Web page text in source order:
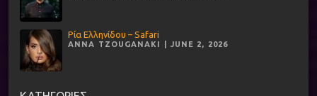
Ρία Ελληνίδου – Safari
ANNA TZOUGANAKI | JUNE 2, 2026